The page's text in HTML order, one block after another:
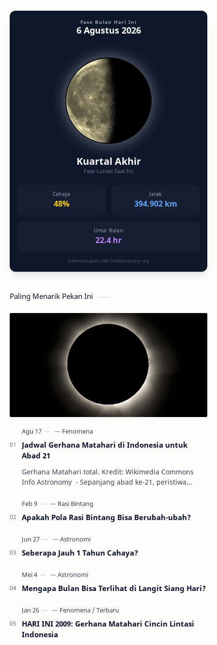
Fase Bulan Hari Ini
6 Agustus 2026
Kuartal Akhir
Fase Lunasi Saat Ini
Cahaya
48%
Jarak
394.902 km
Umur Bulan
22.4 hr
Dikembangkan oleh InfoAstronomy.org
Paling Menarik Pekan Ini
Jadwal Gerhana Matahari di Indonesia untuk
Abad 21
Gerhana Matahari total. Kredit: Wikimedia Commons
Info Astronomy - Sepanjang abad ke-21, peristiwa
Apakah Pola Rasi Bintang Bisa Berubah-ubah?
Seberapa Jauh 1 Tahun Cahaya?
Mengapa Bulan Bisa Terlihat di Langit Siang Hari?
HARI INI 2009: Gerhana Matahari Cincin Lintasi
Indonesia